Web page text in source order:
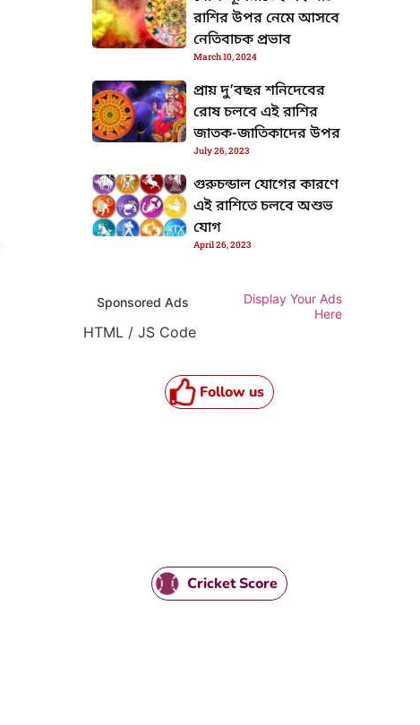
রাশির উপর নেমে আসবে
নেতিবাচক প্রভাব
March 10, 2024
প্রায় দু’বছর শনিদেবের
রোষ চলবে এই রাশির
জাতক-জাতিকাদের উপর
July 26, 2023
গুরুচন্ডাল যোগের কারণে
এই রাশিতে চলবে অশুভ
যোগ
April 26, 2023
Sponsored Ads
Display Your Ads
Here
HTML / JS Code
Follow us
Cricket Score